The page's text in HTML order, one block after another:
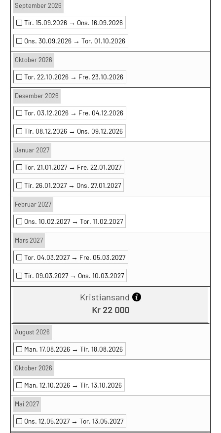
September 2026
Tir. 15.09.2026 → Ons. 16.09.2026
Ons. 30.09.2026 → Tor. 01.10.2026
Oktober 2026
Tor. 22.10.2026 → Fre. 23.10.2026
Desember 2026
Tor. 03.12.2026 → Fre. 04.12.2026
Tir. 08.12.2026 → Ons. 09.12.2026
Januar 2027
Tor. 21.01.2027 → Fre. 22.01.2027
Tir. 26.01.2027 → Ons. 27.01.2027
Februar 2027
Ons. 10.02.2027 → Tor. 11.02.2027
Mars 2027
Tor. 04.03.2027 → Fre. 05.03.2027
Tir. 09.03.2027 → Ons. 10.03.2027
Kristiansand
Kr 22 000
August 2026
Man. 17.08.2026 → Tir. 18.08.2026
Oktober 2026
Man. 12.10.2026 → Tir. 13.10.2026
Mai 2027
Ons. 12.05.2027 → Tor. 13.05.2027